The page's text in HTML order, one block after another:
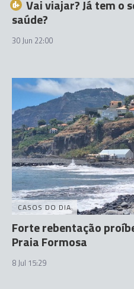
Vai viajar? Já tem o
saúde?
30 Jun 22:00
CASOS DO DIA
Forte rebentação
Praia Formosa
8 Jul 15:29